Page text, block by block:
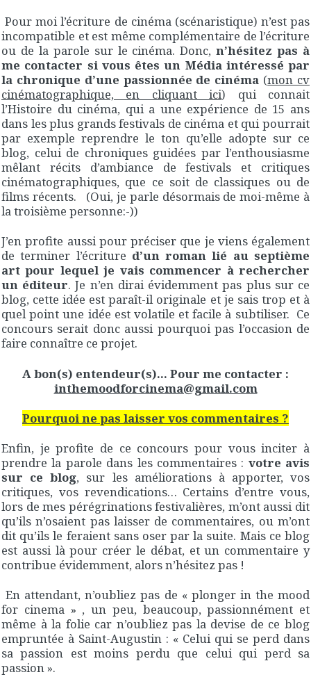
Pour moi l’écriture de cinéma (scénaristique) n’est pas
incompatible et est même complémentaire de l’écriture
ou de la parole sur le cinéma. Donc,n’hésitez pas à
me contacter si vous êtes un Média intéressé par
la chronique d’une passionnée de cinéma (mon cv
cinématographique, en cliquant ici) qui connait
l’Histoire du cinéma, qui a une expérience de 15 ans
dans les plus grands festivals de cinéma et qui pourrait
par exemple reprendre le ton qu’elle adopte sur ce
blog, celui de chroniques guidées par l’enthousiasme
mêlant récits d’ambiance de festivals et critiques
cinématographiques, que ce soit de classiques ou de
films récents. (Oui, je parle désormais de moi-même à
la troisième personne:-))
J’en profite aussi pour préciser que je viens également
de terminer l’écriture d’un roman lié au septième
art pour lequel je vais commencer à rechercher
un éditeur. Je n’en dirai évidemment pas plus sur ce
blog, cette idée est paraît-il originale et je sais trop et à
quel point une idée est volatile et facile à subtiliser. Ce
concours serait donc aussi pourquoi pas l’occasion de
faire connaître ce projet.
A bon(s) entendeur(s)… Pour me contacter :
inthemoodforcinema@gmail.com
Pourquoi ne pas laisser vos commentaires ?
Enfin, je profite de ce concours pour vous inciter à
prendre la parole dans les commentaires : votre avis
sur ce blog, sur les améliorations à apporter, vos
critiques, vos revendications… Certains d’entre vous,
lors de mes pérégrinations festivalières, m’ont aussi dit
qu’ils n’osaient pas laisser de commentaires, ou m’ont
dit qu’ils le feraient sans oser par la suite. Mais ce blog
est aussi là pour créer le débat, et un commentaire y
contribue évidemment, alors n’hésitez pas !
En attendant, n’oubliez pas de « plonger in the mood
for cinema » , un peu, beaucoup, passionnément et
même à la folie car n’oubliez pas la devise de ce blog
empruntée à Saint-Augustin : « Celui qui se perd dans
sa passion est moins perdu que celui qui perd sa
passion ».